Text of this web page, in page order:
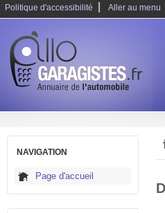
Politique d'accessibilité Aller au menu
NAVIGATION
Page d'accueil